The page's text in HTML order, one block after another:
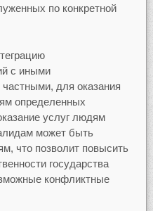
по конкретной
с иными
для оказания
определенных
услуг людям
может быть
что позволит повысить
государства
конфликтные